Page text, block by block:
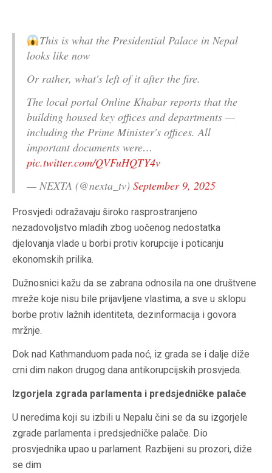
This is what the Presidential Palace in Nepal
looks like now
Or rather, what's left of it after the fire.
The local portal Online Khabar reports that the
building housed key offices and departments —
including the Prime Minister's offices. All
important documents were…
pic.twitter.com/QVFuHQTY4v
— NEXTA (@nexta_tv) September 9, 2025
Prosvjedi odražavaju široko rasprostranjeno
nezadovoljstvo mladih zbog uočenog nedostatka
djelovanja vlade u borbi protiv korupcije i poticanju
ekonomskih prilika.
Dužnosnici kažu da se zabrana odnosila na one društvene
mreže koje nisu bile prijavljene vlastima, a sve u sklopu
borbe protiv lažnih identiteta, dezinformacija i govora
mržnje.
Dok nad Kathmanduom pada noć, iz grada se i dalje diže
crni dim nakon drugog dana antikorupcijskih prosvjeda.
Izgorjela zgrada parlamenta i predsjedničke palače
U neredima koji su izbili u Nepalu čini se da su izgorjele
zgrade parlamenta i predsjedničke palače. Dio
prosvjednika upao u parlament. Razbijeni su prozori, diže
se dim